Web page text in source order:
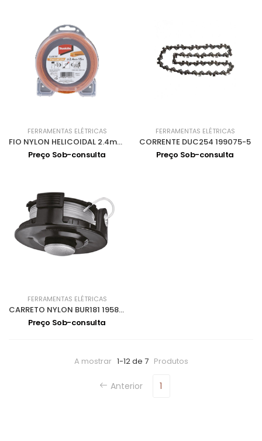
FERRAMENTAS ELÉTRICAS
FIO NYLON HELICOIDAL 2.4mm 15m E-01797
Preço Sob-consulta
FERRAMENTAS ELÉTRICAS
CORRENTE DUC254 199075-5
Preço Sob-consulta
FERRAMENTAS ELÉTRICAS
CARRETO NYLON BUR181 195858-1
Preço Sob-consulta
A mostrar 1-12 de 7 Produtos
Anterior 1